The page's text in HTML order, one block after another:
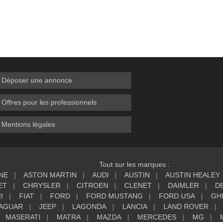
Déposer une annonce
Offres pour les professionnels
Mentions légales
Tout sur les marques :
ASTON MARTIN AUDI AUSTIN AUSTIN HEALEY
CHRYSLER CITROEN CLENET DAIMLER
FIAT FORD FORD MUSTANG FORD USA
JEEP LAGONDA LANCIA LAND ROVER
MASERATI MATRA MAZDA MERCEDES MG